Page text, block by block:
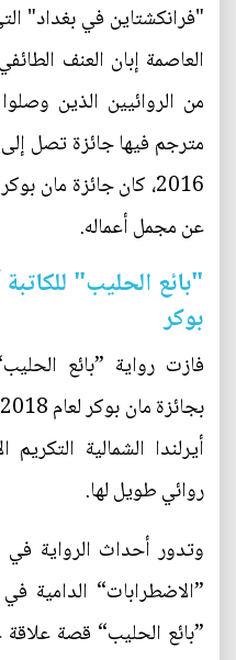
"فرانكشتاين في بغداد"
من الروائيين الذين
مترجم فيها جائزة تصل
2016، كان جائزة مان
عن مجمل أعماله.
"بائع الحليب"
بوكر
فازت رواية ”بائع
أيرلندا الشمالية
روائي طويل لها.
وتدور أحداث الرواية في
”الاضطرابات“ الدامية في
”بائع الحليب“ قصة